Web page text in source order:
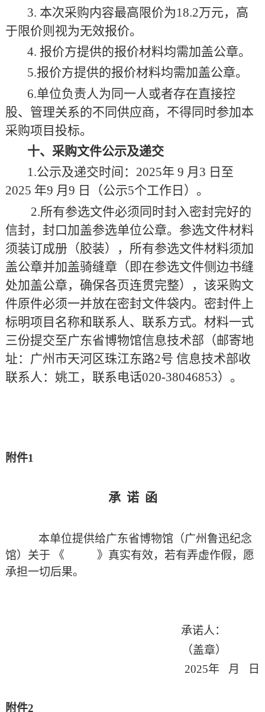
3. 本次采购内容最高限价为18.2万元，高
于限价则视为无效报价。
4. 报价方提供的报价材料均需加盖公章。
5.报价方提供的报价材料均需加盖公章。
6.单位负责人为同一人或者存在直接控
股、管理关系的不同供应商，不得同时参加本
采购项目投标。
十、采购文件公示及递交
1.公示及递交时间： 2025年 9 月 3 日至
2025 年9 月 9 日 （公示5个工作日 ）。
2.所有参选文件必须同时封入密封完好的
信封，封口加盖参选单位公章。参选文件材料
须装订成册（胶装），所有参选文件材料须加
盖公章并加盖骑缝章（即在参选文件侧边书缝
处加盖公章，确保各页连贯完整）， 该采购文
件原件必须一并放在密封文件袋内。密封件上
标明项目名称和联系人、联系方式。 材料一式
三份提交至广东省博物馆信息技术部（邮寄地
址：广州市天河区珠江东路2号 信息技术部收
联系人：姚工，联系电话020-38046853）。
附件1
承 诺 函
本单位提供给广东省博物馆（广州鲁迅纪念
馆）关于
《
》真实有效，若有弄虚作假，愿
承担一切后果。
承诺人：
（盖章）
2025年 月 日
附件2